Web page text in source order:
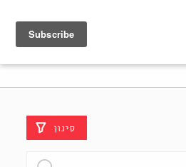
סינון